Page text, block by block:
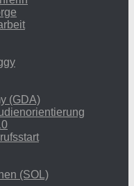
(GDA)
(SOL)